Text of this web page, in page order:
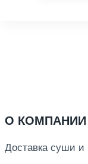
О КОМПАНИИ
Доставка суши и